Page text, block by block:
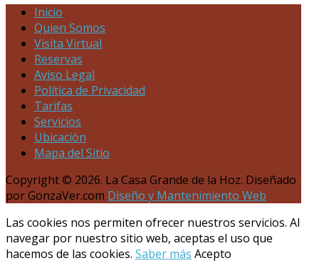
Inicio
Quien Somos
Visita Virtual
Reservas
Aviso Legal
Política de Privacidad
Tarifas
Servicios
Ubicación
Mapa del Sitio
Copyright © 2026. La Casa Grande de la Hoz. Diseñado
por GonzaVer.com Diseño y Mantenimiento Web
Las cookies nos permiten ofrecer nuestros servicios. Al
navegar por nuestro sitio web, aceptas el uso que
hacemos de las cookies. Saber más Acepto